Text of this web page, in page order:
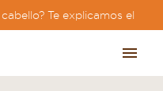
Te explicamos el